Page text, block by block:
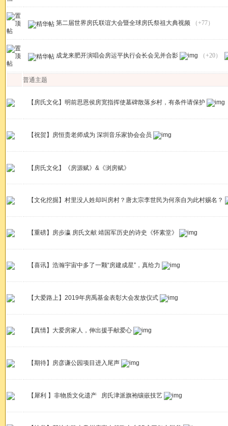
第二届世界房氏联谊大会暨全球房氏祭祖大典视频 （+77）
成龙来肥开演唱会房运平执行会长会见并合影 （+20）
普通主题
【房氏文化】明前思恩侯房宽指挥使墓碑散落乡村，有条件请保护
【祝贺】房恒贵老师成为 深圳音乐家协会会员
【房氏文化】《房源赋》&《浏房赋》
【文化挖掘】村里没人姓却叫房村？唐太宗李世民为何亲自为此村赐名？
【重磅】房步瀛 房氏文献 靖国军历史的诗史《怀素堂》
【喜讯】浩瀚宇宙中多了一颗“房建成星”，真给力
【大爱路上】2019年房禹基金表彰大会发放仪式
【真情】大爱房家人，伸出援手献爱心
【期待】房彦谦公园项目进入尾声
【犀利 】非物质文化遗产 房氏津派旗袍镶嵌技艺